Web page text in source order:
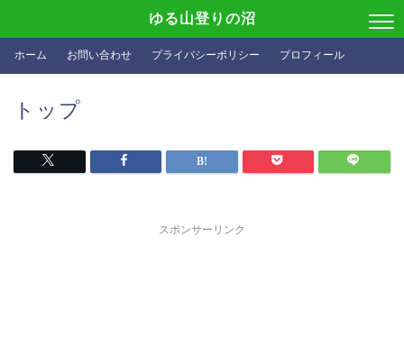
ゆる山登りの沼
ホーム お問い合わせ プライバシーポリシー プロフィール
トップ
スポンサーリンク